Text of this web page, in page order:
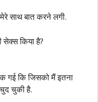
साथ बात करने लगी.
किया है?
गई कि जिसको मैं इतना
चुकी है.